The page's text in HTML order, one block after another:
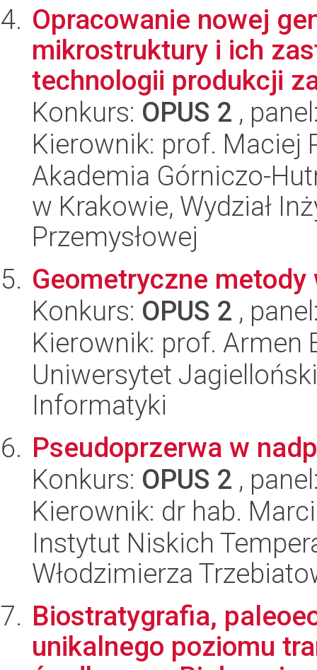
Opracowanie nowej
mikrostruktury i ich
technologii produkcji
Konkurs: OPUS 2 ,
Kierownik: prof. Maciej
Akademia Górniczo-
w Krakowie, Wydział
Przemysłowej
Geometryczne
Konkurs: OPUS 2 ,
Kierownik: prof. Armen
Uniwersytet
Informatyki
Pseudoprzerwa w
Konkurs: OPUS 2 ,
Kierownik: dr hab.
Instytut Niskich
Włodzimierza
Biostratygrafia,
unikalnego poziomu